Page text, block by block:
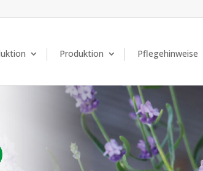
Produktion Pflegehinweise